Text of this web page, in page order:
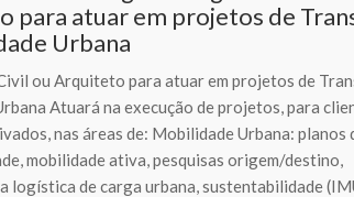
para atuar em projetos de
Urbana
ou Arquiteto para atuar em projetos de
Atuará na execução de projetos, para
nas áreas de: Mobilidade Urbana: planos
mobilidade ativa, pesquisas origem/destino,
logística de carga urbana, sustentabilidade